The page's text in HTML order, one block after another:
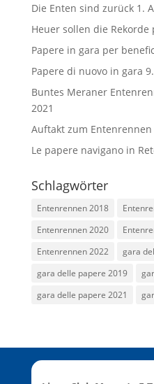
Die Enten sind zurück 1.
Heuer sollen die Rekorde
Papere in gara per
Papere di nuovo in gara
Buntes Meraner
2021
Auftakt zum Entenrennen
Le papere navigano in
Schlagwörter
Entenrennen 2018
Entenrennen 2020
Entenrennen 2022
gara
gara delle papere 2019
gara delle papere 2021